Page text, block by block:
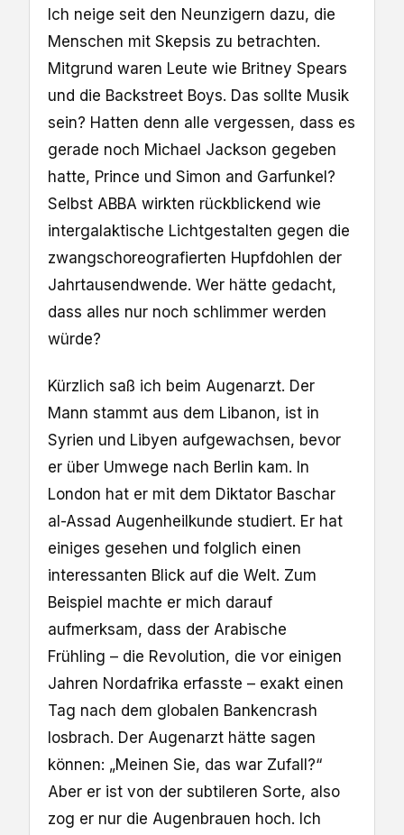
Ich neige seit den Neunzigern dazu, die
Menschen mit Skepsis zu betrachten.
Mitgrund waren Leute wie Britney Spears
und die Backstreet Boys. Das sollte Musik
sein? Hatten denn alle vergessen, dass es
gerade noch Michael Jackson gegeben
hatte, Prince und Simon and Garfunkel?
Selbst ABBA wirkten rückblickend wie
intergalaktische Lichtgestalten gegen die
zwangschoreografierten Hupfdohlen der
Jahrtausendwende. Wer hätte gedacht,
dass alles nur noch schlimmer werden
würde?
Kürzlich saß ich beim Augenarzt. Der
Mann stammt aus dem Libanon, ist in
Syrien und Libyen aufgewachsen, bevor
er über Umwege nach Berlin kam. In
London hat er mit dem Diktator Baschar
al-Assad Augenheilkunde studiert. Er hat
einiges gesehen und folglich einen
interessanten Blick auf die Welt. Zum
Beispiel machte er mich darauf
aufmerksam, dass der Arabische
Frühling – die Revolution, die vor einigen
Jahren Nordafrika erfasste – exakt einen
Tag nach dem globalen Bankencrash
losbrach. Der Augenarzt hätte sagen
können: „Meinen Sie, das war Zufall?“
Aber er ist von der subtileren Sorte, also
zog er nur die Augenbrauen hoch. Ich